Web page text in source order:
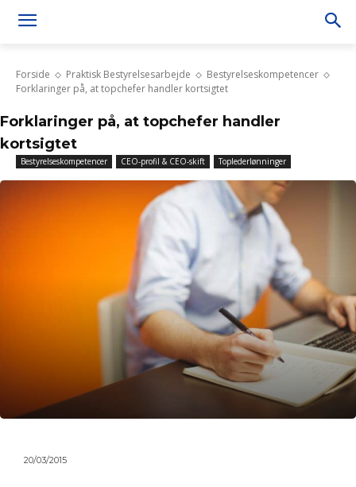
Forside Praktisk Bestyrelsesarbejde
Bestyrelseskompetencer
Forklaringer på, at topchefer handler kortsigtet
Forklaringer på, at topchefer handler
kortsigtet
Bestyrelseskompetencer CEO-profil & CEO-skift Toplederlønninger
20/03/2015